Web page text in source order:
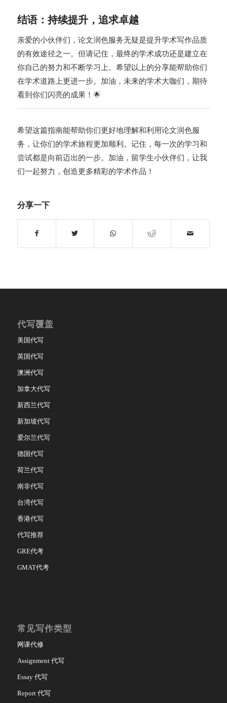
结语：持续提升，追求卓越
亲爱的小伙伴们，论文润色服务无疑是提升学术写作品质
的有效途径之一。但请记住，最终的学术成功还是建立在
你自己的努力和不断学习上。希望以上的分享能帮助你们
在学术道路上更进一步。加油，未来的学术大咖们，期待
看到你们闪亮的成果！🌟
希望这篇指南能帮助你们更好地理解和利用论文润色服
务，让你们的学术旅程更加顺利。记住，每一次的学习和
尝试都是向前迈出的一步。加油，留学生小伙伴们，让我
们一起努力，创造更多精彩的学术作品！
分享一下
代写覆盖
美国代写
英国代写
澳洲代写
加拿大代写
新西兰代写
新加坡代写
爱尔兰代写
德国代写
荷兰代写
南非代写
台湾代写
香港代写
代写推荐
GRE代考
GMAT代考
常见写作类型
网课代修
Assignment 代写
Essay 代写
Report 代写